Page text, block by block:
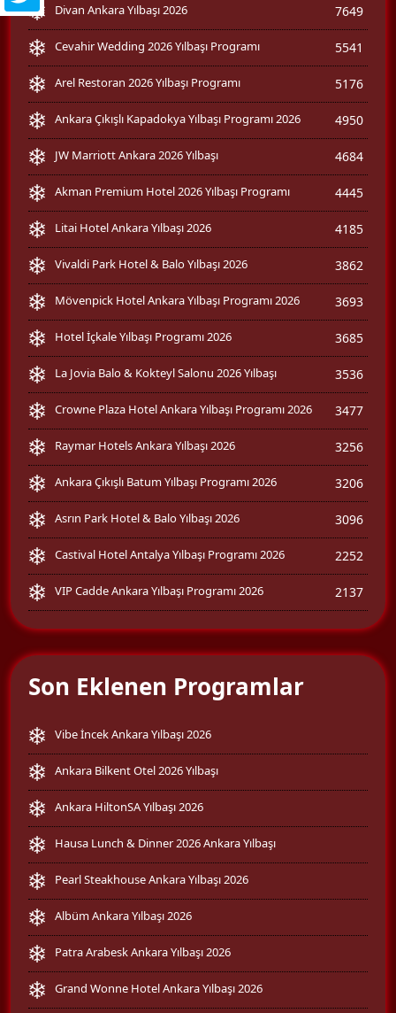
Divan Ankara Yılbaşı 2026 7649
Cevahir Wedding 2026 Yılbaşı Programı 5541
Arel Restoran 2026 Yılbaşı Programı 5176
Ankara Çıkışlı Kapadokya Yılbaşı Programı 2026 4950
JW Marriott Ankara 2026 Yılbaşı 4684
Akman Premium Hotel 2026 Yılbaşı Programı 4445
Litai Hotel Ankara Yılbaşı 2026 4185
Vivaldi Park Hotel & Balo Yılbaşı 2026 3862
Mövenpick Hotel Ankara Yılbaşı Programı 2026 3693
Hotel İçkale Yılbaşı Programı 2026 3685
La Jovia Balo & Kokteyl Salonu 2026 Yılbaşı 3536
Crowne Plaza Hotel Ankara Yılbaşı Programı 2026 3477
Raymar Hotels Ankara Yılbaşı 2026 3256
Ankara Çıkışlı Batum Yılbaşı Programı 2026 3206
Asrın Park Hotel & Balo Yılbaşı 2026 3096
Castival Hotel Antalya Yılbaşı Programı 2026 2252
VIP Cadde Ankara Yılbaşı Programı 2026 2137
Son Eklenen Programlar
Vibe İncek Ankara Yılbaşı 2026
Ankara Bilkent Otel 2026 Yılbaşı
Ankara HiltonSA Yılbaşı 2026
Hausa Lunch & Dinner 2026 Ankara Yılbaşı
Pearl Steakhouse Ankara Yılbaşı 2026
Albüm Ankara Yılbaşı 2026
Patra Arabesk Ankara Yılbaşı 2026
Grand Wonne Hotel Ankara Yılbaşı 2026